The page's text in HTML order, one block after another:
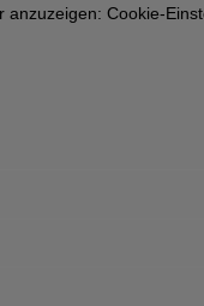
anzuzeigen: Cookie-